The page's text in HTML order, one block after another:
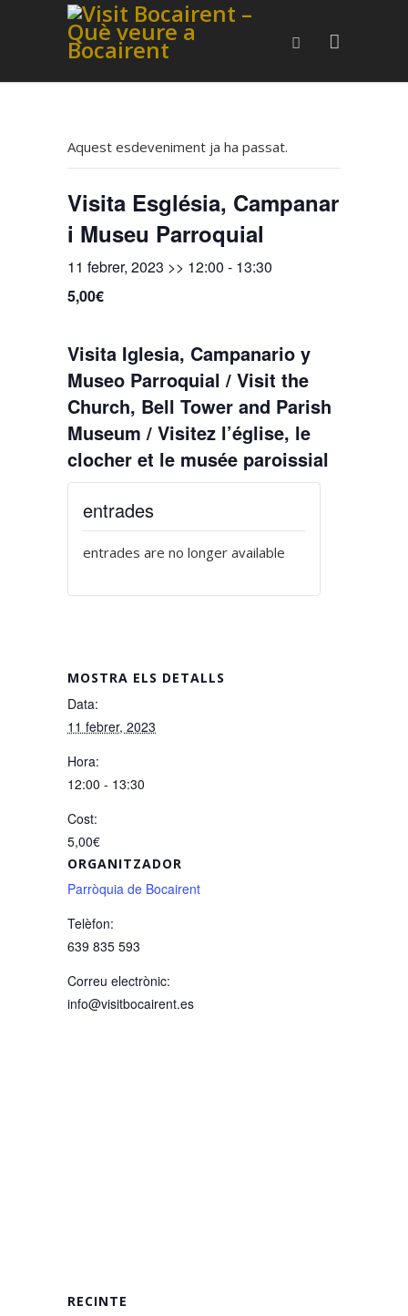
Aquest esdeveniment ja ha passat.
Visita Església, Campanar
i Museu Parroquial
11 febrer, 2023 >> 12:00 - 13:30
5,00€
Visita Iglesia, Campanario y
Museo Parroquial / Visit the
Church, Bell Tower and Parish
Museum / Visitez l’église, le
clocher et le musée paroissial
MOSTRA ELS DETALLS
Data:
11 febrer, 2023
Hora:
12:00 - 13:30
Cost:
5,00€
ORGANITZADOR
Parròquia de Bocairent
Telèfon:
639 835 593
Correu electrònic:
info@visitbocairent.es
RECINTE
entrades
entrades are no longer available